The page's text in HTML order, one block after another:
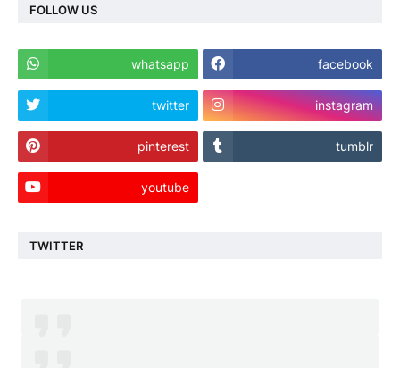
FOLLOW US
whatsapp facebook
twitter instagram
pinterest tumblr
youtube
TWITTER